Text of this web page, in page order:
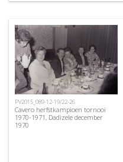
PV2015_089-12-19/22-26
Cavero herfstkampioen tornooi
1970-1971, Dadizele december
1970